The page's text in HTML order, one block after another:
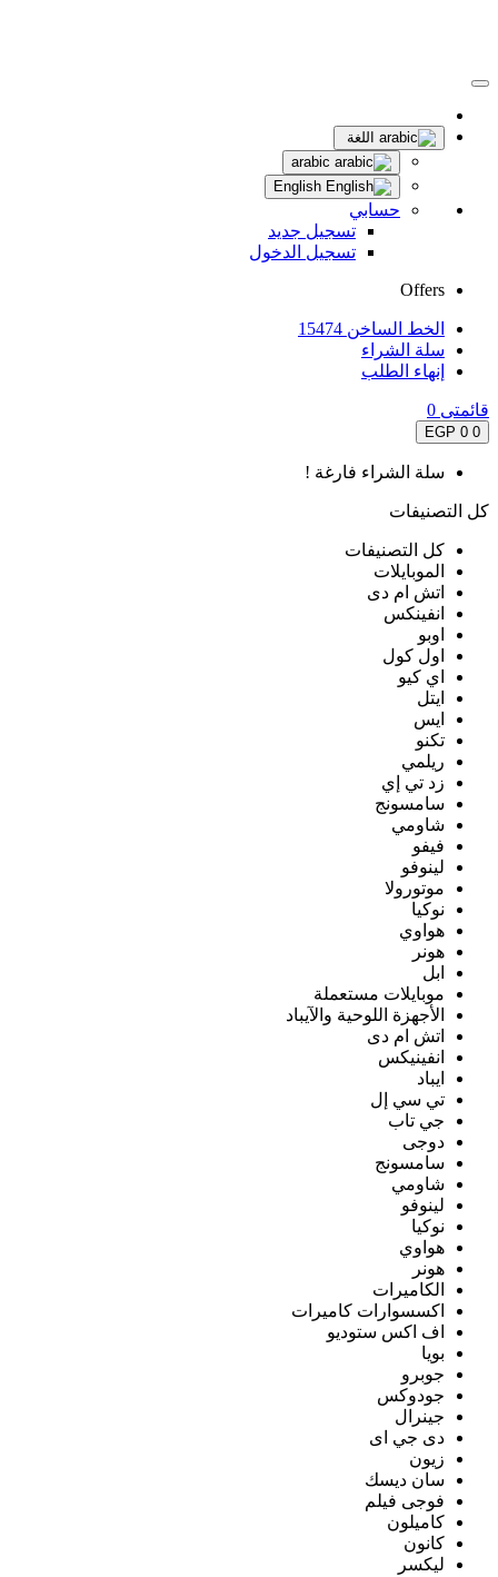
اللغة
حسابي
تسجيل جديد
تسجيل الدخول
Offers
الخط الساخن 15474
سلة الشراء
إنهاء الطلب
قائمتى 0
0
0 EGP
سلة الشراء فارغة !
كل التصنيفات
كل التصنيفات
الموبايلات
اتش ام دى
انفينكس
اوبو
اول كول
اي كيو
ايتل
ايس
تكنو
ريلمي
زد تي إي
سامسونج
شاومي
فيفو
لينوفو
موتورولا
نوكيا
هواوي
هونر
ابل
موبايلات مستعملة
الأجهزة اللوحية والآيباد
اتش ام دى
انفينيكس
ايباد
تي سي إل
جي تاب
دوجى
سامسونج
شاومي
لينوفو
نوكيا
هواوي
هونر
الكاميرات
اكسسوارات كاميرات
اف اكس ستوديو
بويا
جوبرو
جودوكس
جينرال
دى جي اى
زيون
سان ديسك
فوجى فيلم
كاميلون
كانون
ليكسر